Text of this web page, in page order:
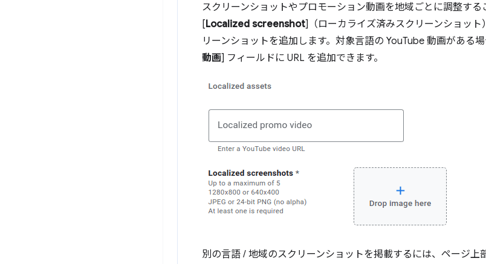
スクリーンショットやプロモーション動画を地域ごとに調整する
[Localized screenshot]（ローカライズ済みスクリーンショッ
リーンショットを追加します。対象言語の YouTube 動画がある
動画] フィールドに URL を追加できます。
別の言語 / 地域のスクリーンショットを掲載するには、ページ